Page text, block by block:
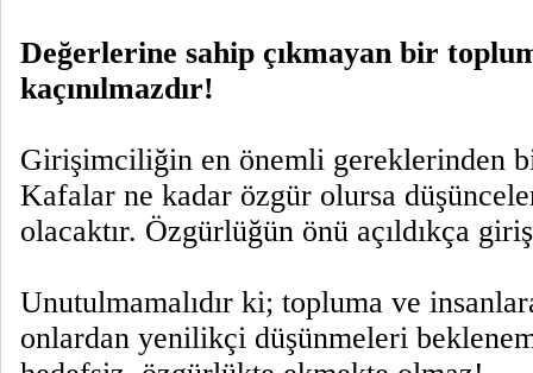
Değerlerine sahip çıkmayan bir
kaçınılmazdır!
Girişimciliğin en önemli gereklerinden
Kafalar ne kadar özgür olursa
olacaktır. Özgürlüğün önü açıldıkça
Unutulmamalıdır ki; topluma ve
onlardan yenilikçi düşünmeleri